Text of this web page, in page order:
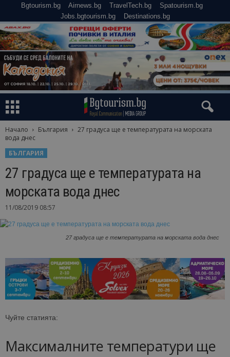
Bgtourism.bg Airnews.bg TravelTech.bg
Spatourism.bg
Jobs.bgtourism.bg
Destinations.bg
Начало България
27 градуса ще е температурата на морската
вода днес
БЪЛГАРИЯ
27 градуса ще е температурата на
морската вода днес
11/08/2019 08:57
27 градуса ще е температурата на морската вода днес
Чуйте статията:
Максималните температури ще